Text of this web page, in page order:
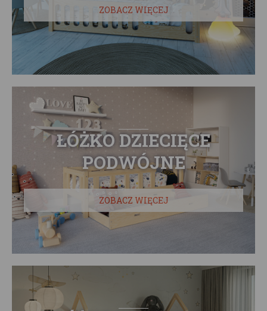
ZOBACZ WIĘCEJ
ŁÓŻKO DZIECIĘCE
PODWÓJNE
ZOBACZ WIĘCEJ